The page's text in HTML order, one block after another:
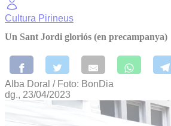
Cultura Pirineus
Un Sant Jordi gloriós (en precampanya)
Alba Doral / Foto: BonDia
dg., 23/04/2023